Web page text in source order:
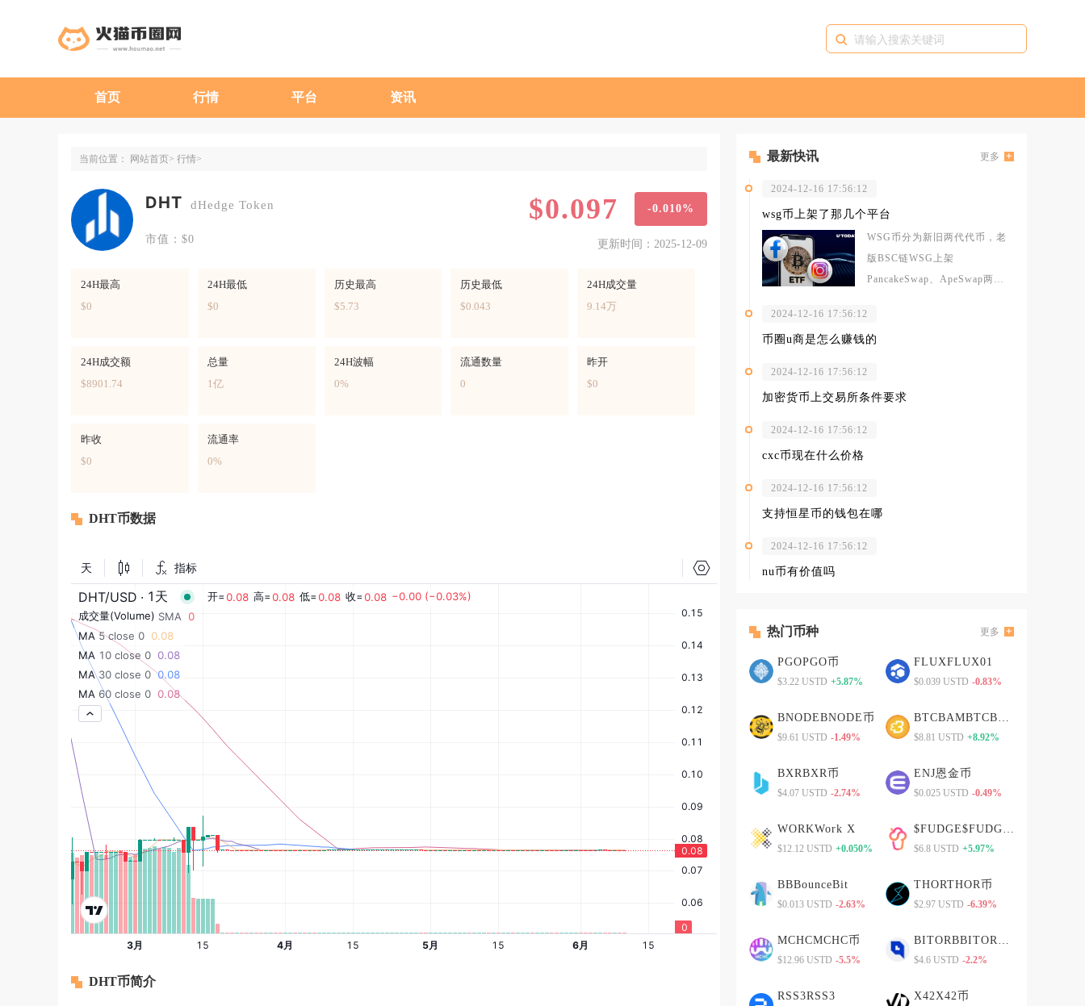
首页 行情 平台 资讯
当前位置： 网站首页 行情
DHT dHedge Token
市值：$0
$0.097 -0.010%
更新时间：2025-12-09
24H最高
$0
24H最低
$0
历史最高
$5.73
历史最低
$0.043
24H成交量
9.14万
24H成交额
$8901.74
总量
1亿
24H波幅
0%
流通数量
0
昨开
$0
昨收
$0
流通率
0%
DHT币数据
DHT币简介
最新快讯 更多
2024-12-16 17:56:12
wsg币上架了那几个平台
WSG币分为新旧两代代币，老
版BSC链WSG上架
PancakeSwap、ApeSwap两大
2024-12-16 17:56:12
币圈u商是怎么赚钱的
2024-12-16 17:56:12
加密货币上交易所条件要求
2024-12-16 17:56:12
cxc币现在什么价格
2024-12-16 17:56:12
支持恒星币的钱包在哪
2024-12-16 17:56:12
nu币有价值吗
热门币种 更多
PGOPGO币
$3.22 USTD +5.87%
FLUXFLUX01
$0.039 USTD -0.83%
BNODEBNODE币
$9.61 USTD -1.49%
BTCBAMBTCBAM币
$8.81 USTD +8.92%
BXRBXR币
$4.07 USTD -2.74%
ENJ恩金币
$0.025 USTD -0.49%
WORKWork X
$12.12 USTD +0.050%
$FUDGE$FUDGE币
$6.8 USTD +5.97%
BBBounceBit
$0.013 USTD -2.63%
THORTHOR币
$2.97 USTD -6.39%
MCHCMCHC币
$12.96 USTD -5.5%
BITORBBITORB币
$4.6 USTD -2.2%
RSS3RSS3 X42X42币